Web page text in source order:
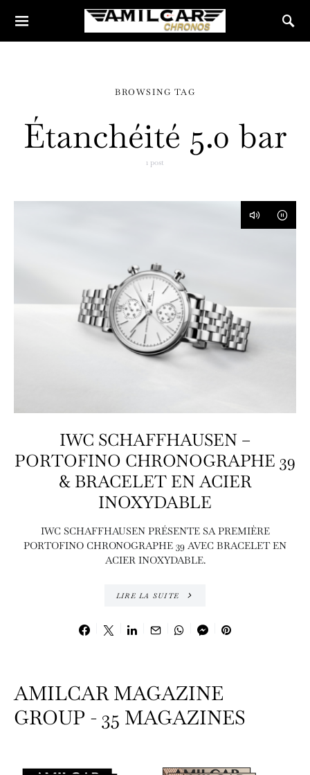
BROWSING TAG
Étanchéité 5.0 bar
1 post
IWC SCHAFFHAUSEN –
PORTOFINO CHRONOGRAPHE 39
& BRACELET EN ACIER
INOXYDABLE
IWC SCHAFFHAUSEN PRÉSENTE SA PREMIÈRE
PORTOFINO CHRONOGRAPHE 39 AVEC BRACELET EN
ACIER INOXYDABLE.
LIRE LA SUITE
AMILCAR MAGAZINE
GROUP - 35 MAGAZINES